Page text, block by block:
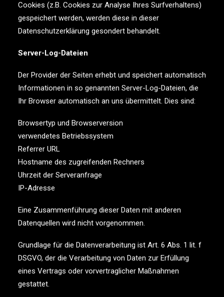
Cookies (z.B. Cookies zur Analyse Ihres Surfverhaltens)
gespeichert werden, werden diese in dieser
Datenschutzerklärung gesondert behandelt.
Server-Log-Dateien
Der Provider der Seiten erhebt und speichert automatisch
Informationen in so genannten Server-Log-Dateien, die
Ihr Browser automatisch an uns übermittelt. Dies sind:
Browsertyp und Browserversion
verwendetes Betriebssystem
Referrer URL
Hostname des zugreifenden Rechners
Uhrzeit der Serveranfrage
IP-Adresse
Eine Zusammenführung dieser Daten mit anderen
Datenquellen wird nicht vorgenommen.
Grundlage für die Datenverarbeitung ist Art. 6 Abs. 1 lit. f
DSGVO, der die Verarbeitung von Daten zur Erfüllung
eines Vertrags oder vorvertraglicher Maßnahmen
gestattet.